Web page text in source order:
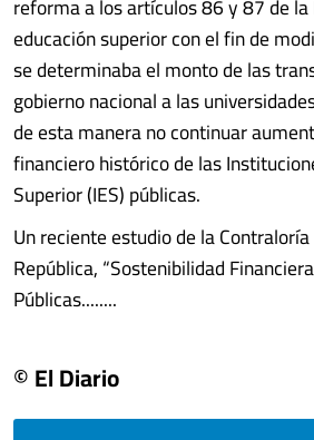
educación superior con el fin de
se determinaba el monto de las
gobierno nacional a las
de esta manera no continuar
financiero histórico de las
Superior (IES) públicas.
Un reciente estudio de la
República, “Sostenibilidad
Públicas........
© El Diario